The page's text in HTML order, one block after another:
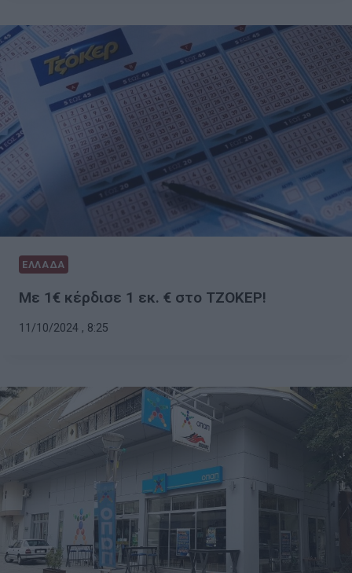
ΕΛΛΑΔΑ
Με 1€ κέρδισε 1 εκ. € στο ΤΖΟΚΕΡ!
11/10/2024 , 8:25